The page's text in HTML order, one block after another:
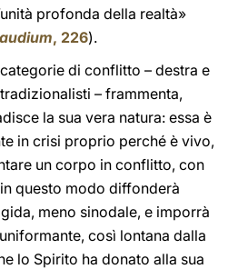
profonda della realtà»
, 226).
di conflitto – destra e
– frammenta,
la sua vera natura: essa è
in crisi proprio perché è vivo,
un corpo in conflitto, con
questo modo diffonderà
meno sinodale, e imporrà
così lontana dalla
lo Spirito ha donato alla sua